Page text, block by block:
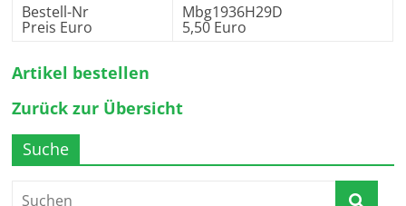
Bestell-Nr
Preis Euro
Mbg1936H29D
5,50 Euro
Artikel bestellen
Zurück zur Übersicht
Suche